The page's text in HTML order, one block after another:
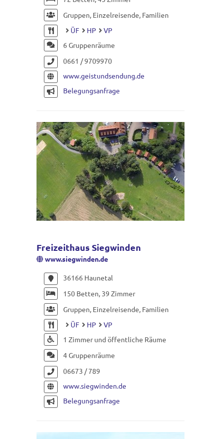
Gruppen, Einzelreisende, Familien
ÜF
HP
VP
6 Gruppenräume
0661 / 9709970
www.geistundsendung.de
Belegungsanfrage
Freizeithaus Siegwinden
www.siegwinden.de
36166 Haunetal
150 Betten, 39 Zimmer
Gruppen, Einzelreisende, Familien
ÜF
HP
VP
1 Zimmer und öffentliche Räume
4 Gruppenräume
06673 / 789
www.siegwinden.de
Belegungsanfrage